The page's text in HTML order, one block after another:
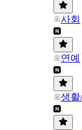
사회
연예
생활